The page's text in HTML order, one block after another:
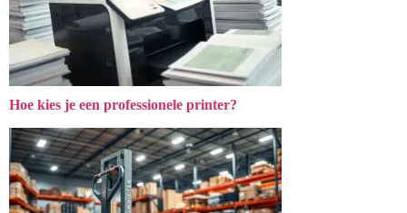
Hoe kies je een professionele printer?